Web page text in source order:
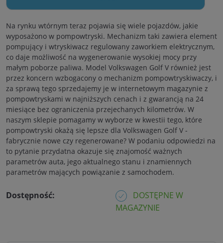
Na rynku wtórnym teraz pojawia się wiele pojazdów, jakie
wyposażono w pompowtryski. Mechanizm taki zawiera element
pompujący i wtryskiwacz regulowany zaworkiem elektrycznym,
co daje możliwość na wygenerowanie wysokiej mocy przy
małym poborze paliwa. Model Volkswagen Golf V również jest
przez koncern wzbogacony o mechanizm pompowtryskiwaczy, i
za sprawą tego sprzedajemy je w internetowym magazynie z
pompowtryskami w najniższych cenach i z gwarancją na 24
miesiące bez ograniczenia przejechanych kilometrów. W
naszym sklepie pomagamy w wyborze w kwestii tego, które
pompowtryski okażą się lepsze dla Volkswagen Golf V -
fabrycznie nowe czy regenerowane? W podaniu odpowiedzi na
to pytanie przydatna okazuje się znajomość ważnych
parametrów auta, jego aktualnego stanu i znamiennych
parametrów mających powiązanie z samochodem.
Dostępność:
DOSTĘPNE W
MAGAZYNIE